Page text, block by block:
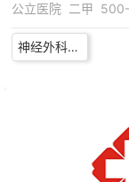
公立医院 二甲
神经外科医师